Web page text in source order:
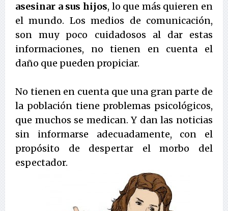
asesinar a sus hijos, lo que más quieren en
el mundo. Los medios de comunicación,
son muy poco cuidadosos al dar estas
informaciones, no tienen en cuenta el
daño que pueden propiciar.
No tienen en cuenta que una gran parte de
la población tiene problemas psicológicos,
que muchos se medican. Y dan las noticias
sin informarse adecuadamente, con el
propósito de despertar el morbo del
espectador.